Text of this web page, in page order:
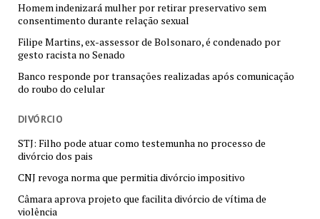
Homem indenizará mulher por retirar preservativo sem
consentimento durante relação sexual
Filipe Martins, ex-assessor de Bolsonaro, é condenado por
gesto racista no Senado
Banco responde por transações realizadas após comunicação
do roubo do celular
DIVÓRCIO
STJ: Filho pode atuar como testemunha no processo de
divórcio dos pais
CNJ revoga norma que permitia divórcio impositivo
Câmara aprova projeto que facilita divórcio de vítima de
violência